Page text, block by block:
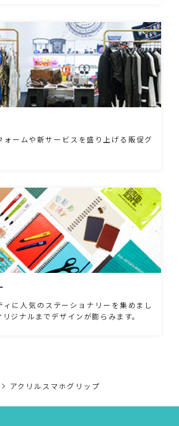
ォームや新サービスを盛り上げる販促グ
ィに人気のステーショナリーを集めまし
ジナルまでデザインが膨らみます。
アクリルスマホグリップ